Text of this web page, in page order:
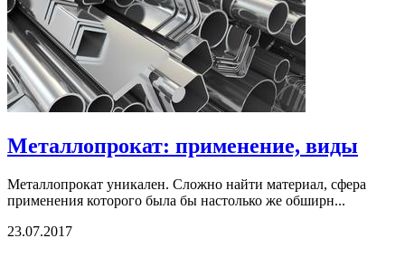
Металлопрокат: применение, виды
Металлопрокат уникален. Сложно найти материал, сфера
применения которого была бы настолько же обширн...
23.07.2017